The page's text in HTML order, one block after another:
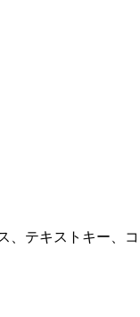
テキストキー、